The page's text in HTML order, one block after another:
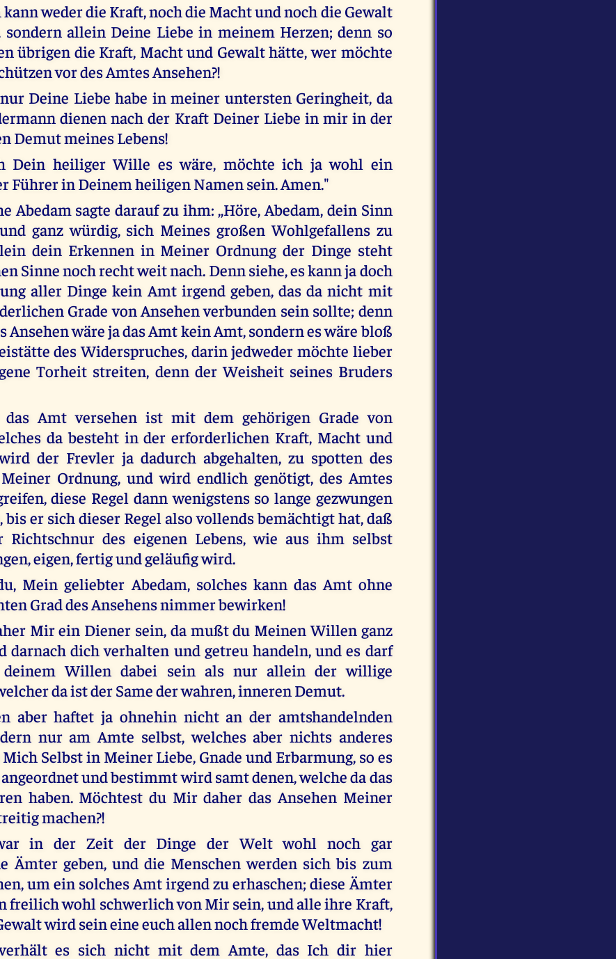
weder die Kraft, noch die Macht und noch die Gewalt
sondern allein Deine Liebe in meinem Herzen; denn so
übrigen die Kraft, Macht und Gewalt hätte, wer möchte
vor des Amtes Ansehen?!
Deine Liebe habe in meiner untersten Geringheit, da
dienen nach der Kraft Deiner Liebe in mir in der
Demut meines Lebens!
Dein heiliger Wille es wäre, möchte ich ja wohl ein
Führer in Deinem heiligen Namen sein. Amen."
Abedam sagte darauf zu ihm: ,,Höre, Abedam, dein Sinn
ganz würdig, sich Meines großen Wohlgefallens zu
dein Erkennen in Meiner Ordnung der Dinge steht
Sinne noch recht weit nach. Denn siehe, es kann ja doch
aller Dinge kein Amt irgend geben, das da nicht mit
Grade von Ansehen verbunden sein sollte; denn
Ansehen wäre ja das Amt kein Amt, sondern es wäre bloß
des Widerspruches, darin jedweder möchte lieber
Torheit streiten, denn der Weisheit seines Bruders
das Amt versehen ist mit dem gehörigen Grade von
da besteht in der erforderlichen Kraft, Macht und
der Frevler ja dadurch abgehalten, zu spotten des
Ordnung, und wird endlich genötigt, des Amtes
diese Regel dann wenigstens so lange gezwungen
bis er sich dieser Regel also vollends bemächtigt hat, daß
des eigenen Lebens, wie aus ihm selbst
eigen, fertig und geläufig wird.
Mein geliebter Abedam, solches kann das Amt ohne
Grad des Ansehens nimmer bewirken!
Mir ein Diener sein, da mußt du Meinen Willen ganz
darnach dich verhalten und getreu handeln, und es darf
Willen dabei sein als nur allein der willige
da ist der Same der wahren, inneren Demut.
aber haftet ja ohnehin nicht an der amtshandelnden
nur am Amte selbst, welches aber nichts anderes
Selbst in Meiner Liebe, Gnade und Erbarmung, so es
und bestimmt wird samt denen, welche da das
haben. Möchtest du Mir daher das Ansehen Meiner
machen?!
in der Zeit der Dinge der Welt wohl noch gar
Ämter geben, und die Menschen werden sich bis zum
um ein solches Amt irgend zu erhaschen; diese Ämter
freilich wohl schwerlich von Mir sein, und alle ihre Kraft,
wird sein eine euch allen noch fremde Weltmacht!
es sich nicht mit dem Amte, das Ich dir hier